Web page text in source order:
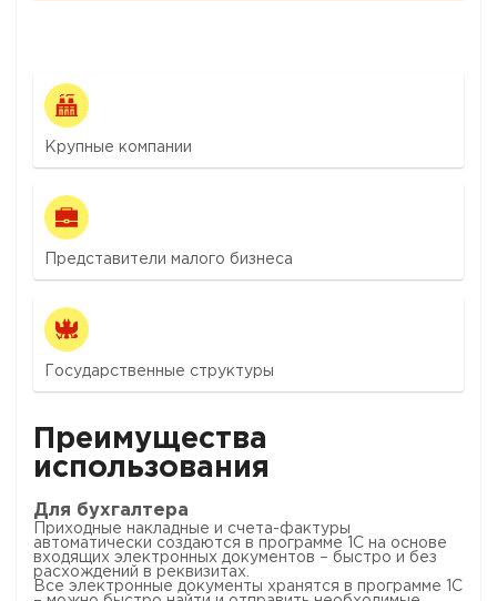
Крупные компании
Представители малого бизнеса
Государственные структуры
Преимущества
использования
Для бухгалтера
Приходные накладные и счета-фактуры
автоматически создаются в программе 1С на основе
входящих электронных документов – быстро и без
расхождений в реквизитах.
Все электронные документы хранятся в программе 1С